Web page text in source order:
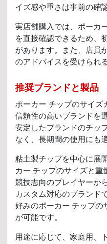
イズ感や重さは事前の確
実店舗購入では、ポーカ
を直接確認できるため、
があります。また、店員
のアドバイスを受けられ
推奨ブランドと製品
ポーカー チップのサイズ
信頼性の高いブランドを
安定したブランドのチッ
なく、長期間の使用にも
粘土製チップを中心に展
カー チップのサイズと重
競技志向のプレイヤーか
カスタム対応のブランド
好みのポーカー チップの
が可能です。
用途に応じて、家庭用、